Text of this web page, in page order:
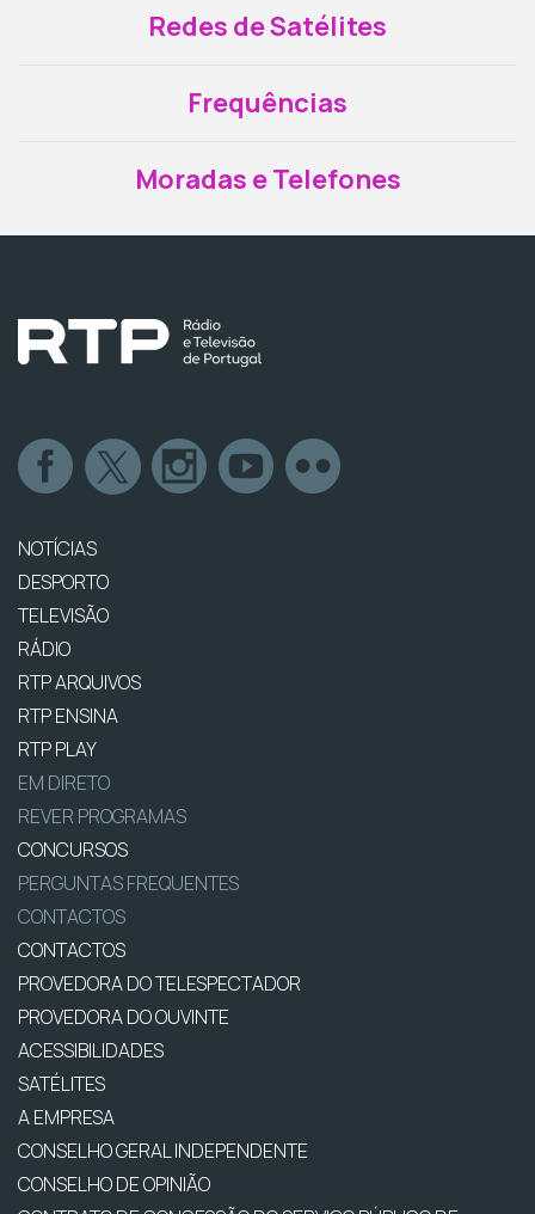
Redes de Satélites
Frequências
Moradas e Telefones
NOTÍCIAS
DESPORTO
TELEVISÃO
RÁDIO
RTP ARQUIVOS
RTP ENSINA
RTP PLAY
EM DIRETO
REVER PROGRAMAS
CONCURSOS
PERGUNTAS FREQUENTES
CONTACTOS
CONTACTOS
PROVEDORA DO TELESPECTADOR
PROVEDORA DO OUVINTE
ACESSIBILIDADES
SATÉLITES
A EMPRESA
CONSELHO GERAL INDEPENDENTE
CONSELHO DE OPINIÃO